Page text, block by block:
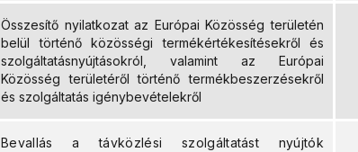
Összesítő nyilatkozat az Európai Közösség területén
belül történő közösségi termékértékesítésekről és
szolgáltatásnyújtásokról, valamint az Európai
Közösség területéről történő termékbeszerzésekről
és szolgáltatás igénybevételekről
Bevallás a távközlési szolgáltatást nyújtók